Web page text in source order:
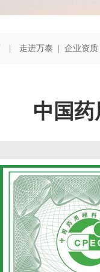
| 走进万泰 | 企业资
中国